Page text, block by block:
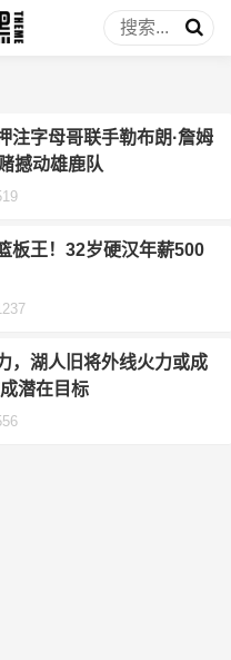
注字母哥联手勒布朗·詹姆
撼动雄鹿队
板王！32岁硬汉年薪500
，湖人旧将外线火力或成
潜在目标